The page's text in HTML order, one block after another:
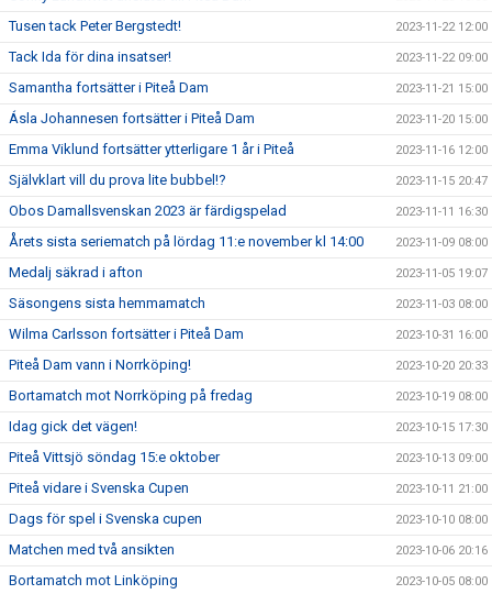
Tusen tack Peter Bergstedt! 2023-11-22 12:00
Tack Ida för dina insatser! 2023-11-22 09:00
Samantha fortsätter i Piteå Dam 2023-11-21 15:00
Ásla Johannesen fortsätter i Piteå Dam 2023-11-20 15:00
Emma Viklund fortsätter ytterligare 1 år i Piteå 2023-11-16 12:00
Självklart vill du prova lite bubbel!? 2023-11-15 20:47
Obos Damallsvenskan 2023 är färdigspelad 2023-11-11 16:30
Årets sista seriematch på lördag 11:e november kl 14:00 2023-11-09 08:00
Medalj säkrad i afton 2023-11-05 19:07
Säsongens sista hemmamatch 2023-11-03 08:00
Wilma Carlsson fortsätter i Piteå Dam 2023-10-31 16:00
Piteå Dam vann i Norrköping! 2023-10-20 20:33
Bortamatch mot Norrköping på fredag 2023-10-19 08:00
Idag gick det vägen! 2023-10-15 17:30
Piteå Vittsjö söndag 15:e oktober 2023-10-13 09:00
Piteå vidare i Svenska Cupen 2023-10-11 21:00
Dags för spel i Svenska cupen 2023-10-10 08:00
Matchen med två ansikten 2023-10-06 20:16
Bortamatch mot Linköping 2023-10-05 08:00